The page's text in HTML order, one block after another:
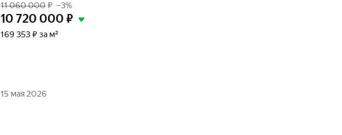
11 060 000₽ –3%
10 720 000 ₽
169 353 ₽ за м²
15 мая 2026